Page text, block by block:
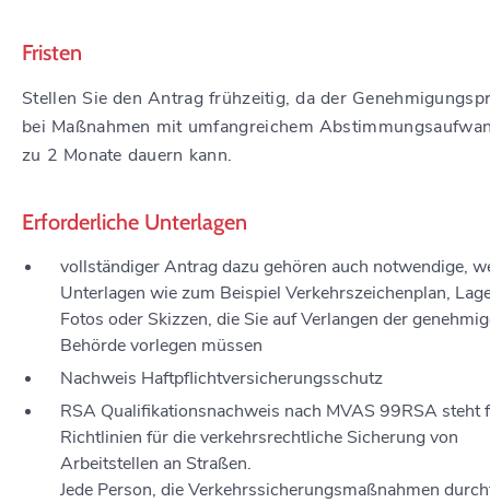
Fristen
Stellen Sie den Antrag frühzeitig, da der
bei Maßnahmen mit umfangreichem
zu 2 Monate dauern kann.
Erforderliche Unterlagen
vollständiger Antrag dazu gehören auch notwendige,
Unterlagen wie zum Beispiel Verkehrszeichenplan,
Fotos oder Skizzen, die Sie auf Verlangen der
Behörde vorlegen müssen
Nachweis Haftpflichtversicherungsschutz
RSA Qualifikationsnachweis nach MVAS 99RSA steht
Richtlinien für die verkehrsrechtliche Sicherung von
Arbeitstellen an Straßen.
Jede Person, die Verkehrssicherungsmaßnahmen